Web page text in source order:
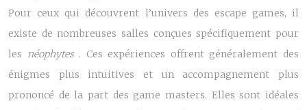
Pour ceux qui découvrent l’univers des escape games, il
existe de nombreuses salles conçues spécifiquement pour
les néophytes . Ces expériences offrent généralement des
énigmes plus intuitives et un accompagnement plus
prononcé de la part des game masters. Elles sont idéales